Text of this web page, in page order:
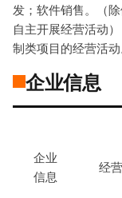
发；软件销售。（
自主开展经营活动
制类项目的经营活动
企业信息
企业
信息
经